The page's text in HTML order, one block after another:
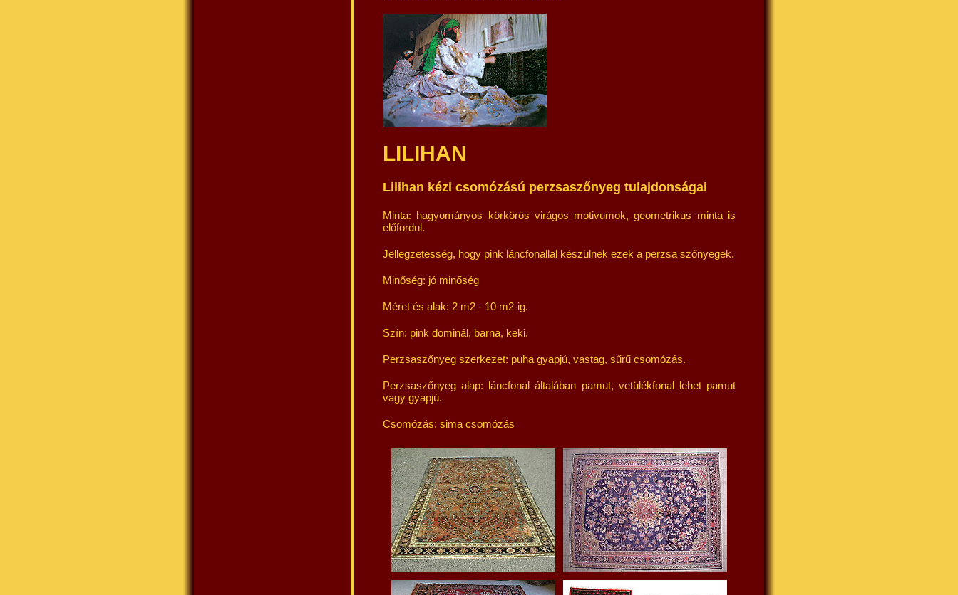
LILIHAN
Lilihan kézi csomózású perzsaszőnyeg tulajdonságai
Minta: hagyományos körkörös virágos motivumok, geometrikus minta is
előfordul.
Jellegzetesség, hogy pink láncfonallal készülnek ezek a perzsa szőnyegek.
Minőség: jó minőség
Méret és alak: 2 m2 - 10 m2-ig.
Szín: pink dominál, barna, keki.
Perzsaszőnyeg szerkezet: puha gyapjú, vastag, sűrű csomózás.
Perzsaszőnyeg alap: láncfonal általában pamut, vetülékfonal lehet pamut
vagy gyapjú.
Csomózás: sima csomózás